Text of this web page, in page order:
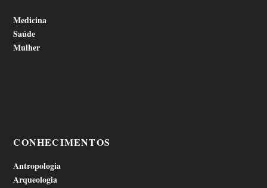
Medicina
Saúde
Mulher
CONHECIMENTOS
Antropologia
Arqueologia